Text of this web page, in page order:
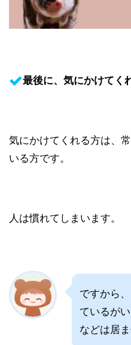
最後に、気にかけてく
気にかけてくれる方は、
いる方です。
人は慣れてしまいます。
ですから
ているが
などは居